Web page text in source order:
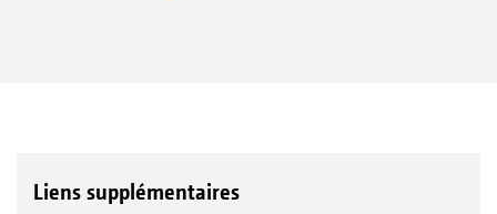
Liens supplémentaires